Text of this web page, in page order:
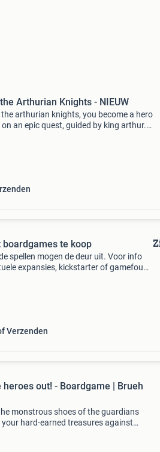
Arthurian Knights - NIEUW
arthurian knights, you become a hero
an epic quest, guided by king arthur.
boardgames te koop
spellen mogen de deur uit. Voor info
expansies, kickstarter of gamefound
Verzenden
heroes out! - Boardgame | Brueh
monstrous shoes of the guardians
hard-earned treasures against